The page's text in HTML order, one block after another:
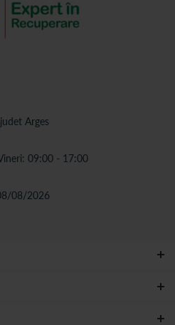
Arges
09:00 - 17:00
08/2026